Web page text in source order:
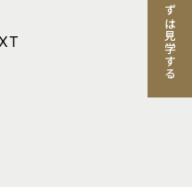
まずは見学する